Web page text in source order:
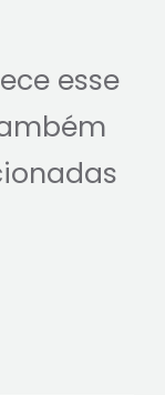
esse